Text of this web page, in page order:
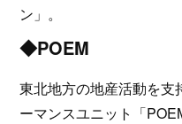
ン」。
◆POEM
東北地方の地産活動を支
ーマンスユニット「